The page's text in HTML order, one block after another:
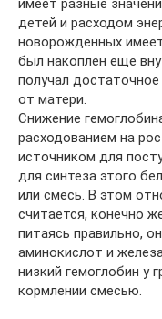
детей и расходом
новорожденных
был накоплен еще
получал
от матери.
Снижение
расходованием на
источником для
для синтеза этого
или смесь. В этом
считается, конечно
питаясь правильно,
аминокислот и
низкий гемоглобин у
кормлении смесью.